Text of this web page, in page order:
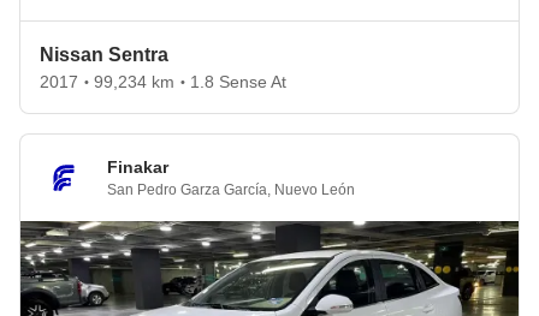
Nissan Sentra
2017 • 99,234 km • 1.8 Sense At
Finakar
San Pedro Garza García Nuevo León